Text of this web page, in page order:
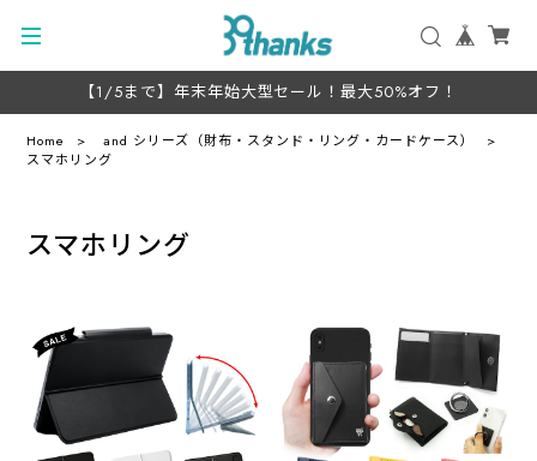
【1/5まで】年末年始大型セール！最大50%オフ！
Home
and シリーズ（財布・スタンド・リング・カードケース）
スマホリング
スマホリング